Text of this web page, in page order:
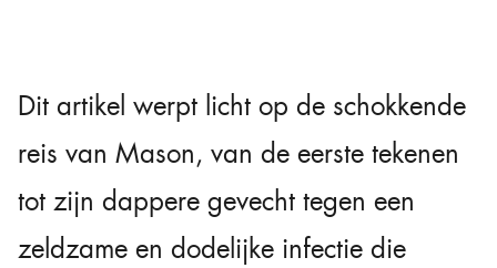
Dit artikel werpt licht op de schokkende
reis van Mason, van de eerste tekenen
tot zijn dappere gevecht tegen een
zeldzame en dodelijke infectie die